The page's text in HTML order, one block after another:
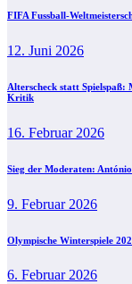
FIFA Fussball-
12. Juni 2026
Alterscheck statt Spielspaß:
Kritik
16. Februar 2026
Sieg der Moderaten:
9. Februar 2026
Olympische Winterspiele
6. Februar 2026